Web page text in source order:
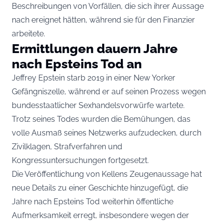
Beschreibungen von Vorfällen, die sich ihrer Aussage
nach ereignet hätten, während sie für den Finanzier
arbeitete.
Ermittlungen dauern Jahre
nach Epsteins Tod an
Jeffrey Epstein starb 2019 in einer New Yorker
Gefängniszelle, während er auf seinen Prozess wegen
bundesstaatlicher Sexhandelsvorwürfe wartete.
Trotz seines Todes wurden die Bemühungen, das
volle Ausmaß seines Netzwerks aufzudecken, durch
Zivilklagen, Strafverfahren und
Kongressuntersuchungen fortgesetzt.
Die Veröffentlichung von Kellens Zeugenaussage hat
neue Details zu einer Geschichte hinzugefügt, die
Jahre nach Epsteins Tod weiterhin öffentliche
Aufmerksamkeit erregt, insbesondere wegen der